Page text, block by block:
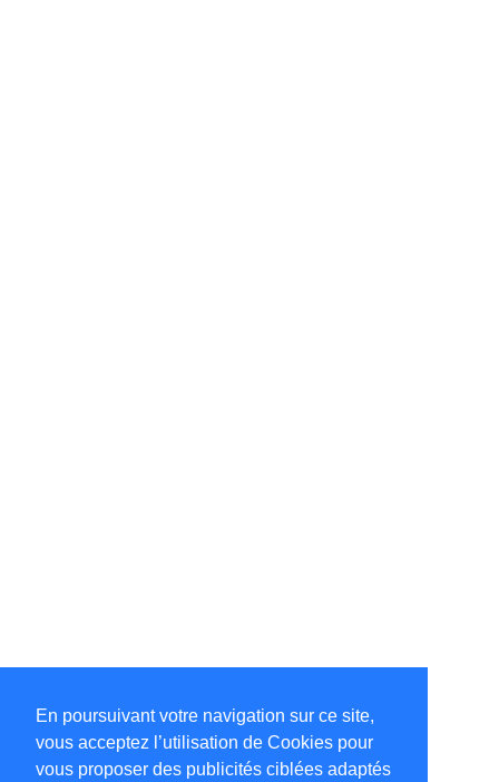
En poursuivant votre navigation sur ce site,
vous acceptez l’utilisation de Cookies pour
vous proposer des publicités ciblées adaptés